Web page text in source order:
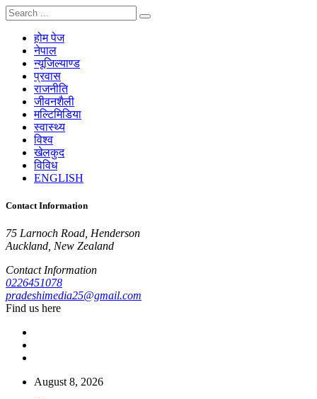
होम पेज
नेपाल
न्यूजिल्याण्ड
प्रवास
राजनीति
जीवनशैली
मल्टिमिडिया
स्वास्थ्य
विश्व
खेलकुद
विविध
ENGLISH
Contact Information
75 Larnoch Road, Henderson
Auckland, New Zealand
Contact Information
0226451078
pradeshimedia25@gmail.com
Find us here
August 8, 2026